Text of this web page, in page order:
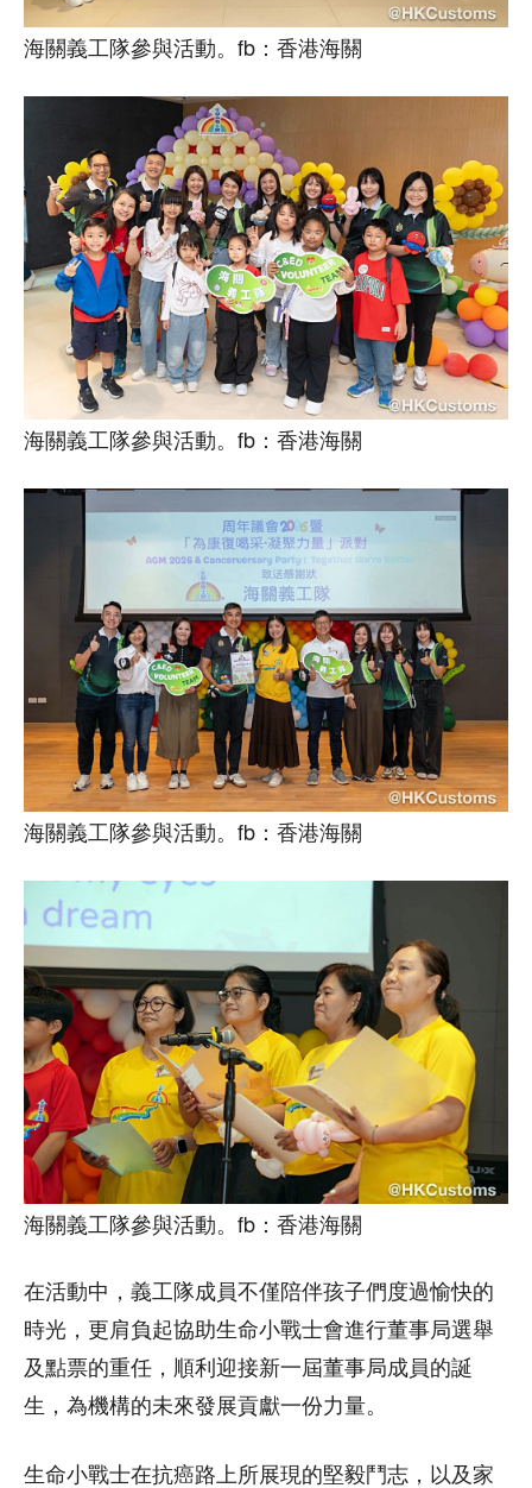
海關義工隊參與活動。fb：香港海關
海關義工隊參與活動。fb：香港海關
海關義工隊參與活動。fb：香港海關
海關義工隊參與活動。fb：香港海關
在活動中，義工隊成員不僅陪伴孩子們度過愉快的
時光，更肩負起協助生命小戰士會進行董事局選舉
及點票的重任，順利迎接新一屆董事局成員的誕
生，為機構的未來發展貢獻一份力量。
生命小戰士在抗癌路上所展現的堅毅鬥志，以及家